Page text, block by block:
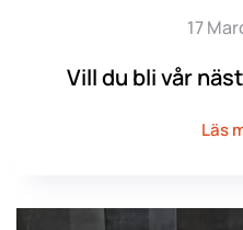
17
Vill du bli vår
Läs